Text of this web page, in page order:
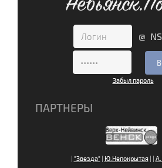
@
Забыл пароль
ПАРТНЕРЫ
| "Звезда"| Ю.Непокрытая| |